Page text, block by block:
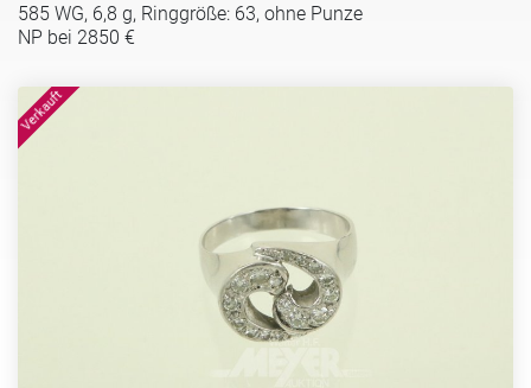
585 WG, 6,8 g, Ringgröße: 63, ohne Punze
NP bei 2850 €